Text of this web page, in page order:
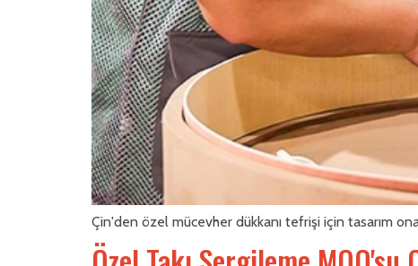
Çin'den özel mücevher dükkanı tefrişi için tasarım